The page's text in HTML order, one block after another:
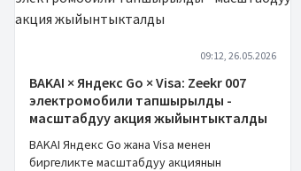
09:12, 26.05.2026
BAKAI × Яндекс Go × Visa: Zeekr 007
электромобили тапшырылды -
масштабдуу акция жыйынтыкталды
BAKAI Яндекс Go жана Visa менен
биргеликте масштабдуу акциянын